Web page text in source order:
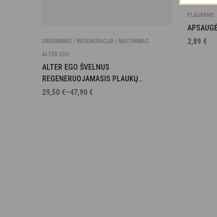
DRĖKINIMAS / REGENERACIJA / MAITINIMAS
ALTER EGO
ALTER EGO ŠVELNUS
REGENERUOJAMASIS PLAUKŲ
KONDICIONIERIUS
29,50 €–47,90 €
PLAUKAMS
2,89 €